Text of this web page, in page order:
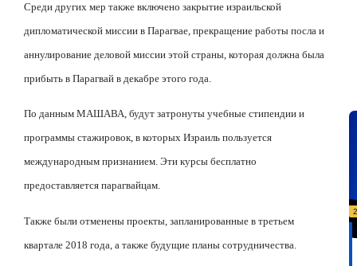
Среди других мер также включено закрытие израильской
дипломатической миссии в Парагвае, прекращение работы посла и
аннулирование деловой миссии этой страны, которая должна была
прибыть в Парагвай в декабре этого года.
По данным МАШАВА, будут затронуты учебные стипендии и
программы стажировок, в которых Израиль пользуется
международным признанием. Эти курсы бесплатно
предоставляется парагвайцам.
Также были отменены проекты, запланированные в третьем
квартале 2018 года, а также будущие планы сотрудничества.